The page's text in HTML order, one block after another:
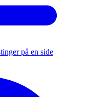
på en side